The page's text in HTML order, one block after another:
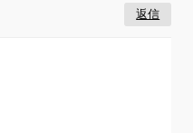
返信